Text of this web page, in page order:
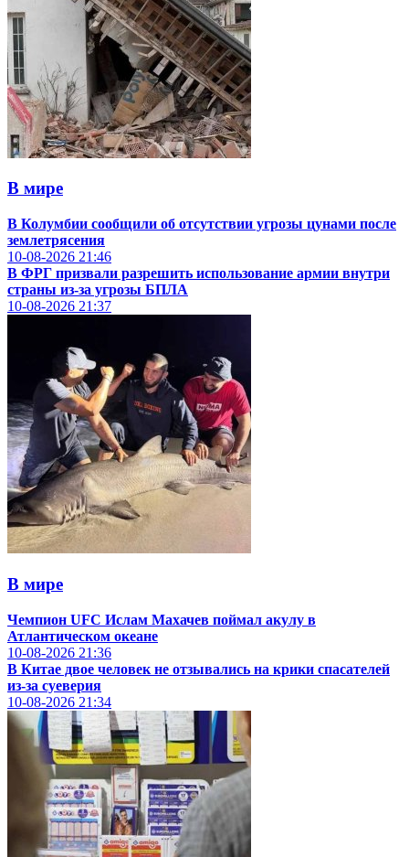
В мире
В Колумбии сообщили об отсутствии угрозы цунами после
землетрясения
10-08-2026 21:46
В ФРГ призвали разрешить использование армии внутри
страны из-за угрозы БПЛА
10-08-2026 21:37
В мире
Чемпион UFC Ислам Махачев поймал акулу в
Атлантическом океане
10-08-2026 21:36
В Китае двое человек не отзывались на крики спасателей
из-за суеверия
10-08-2026 21:34